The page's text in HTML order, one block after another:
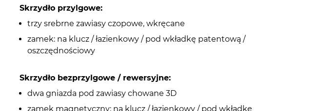
Skrzydło przylgowe:
trzy srebrne zawiasy czopowe, wkręcane
zamek: na klucz / łazienkowy / pod wkładkę patentową /
oszczędnościowy
Skrzydło bezprzylgowe / rewersyjne:
dwa gniazda pod zawiasy chowane 3D
zamek magnetyczny: na klucz / łazienkowy / pod wkładkę